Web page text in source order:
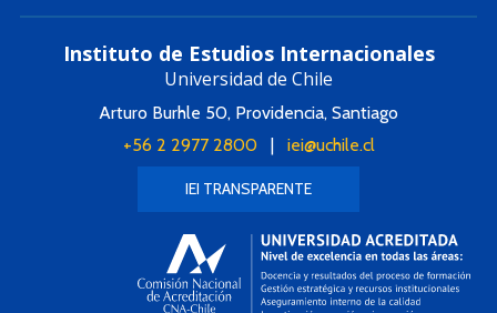
Instituto de Estudios Internacionales
Universidad de Chile
Arturo Burhle 50, Providencia, Santiago
+56 2 2977 2800| iei@uchile.cl
IEI TRANSPARENTE